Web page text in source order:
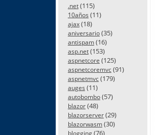
.net(115)
10años (11)
ajax(18)
aniversario(35)
antispam(16)
asp.net(153)
aspnetcore (125)
aspnetcoremvc(91)
aspnetmvc(179)
auges (11)
autobombo(57)
blazor(48)
blazorserver(29)
blazorwasm(30)
blogging(76)